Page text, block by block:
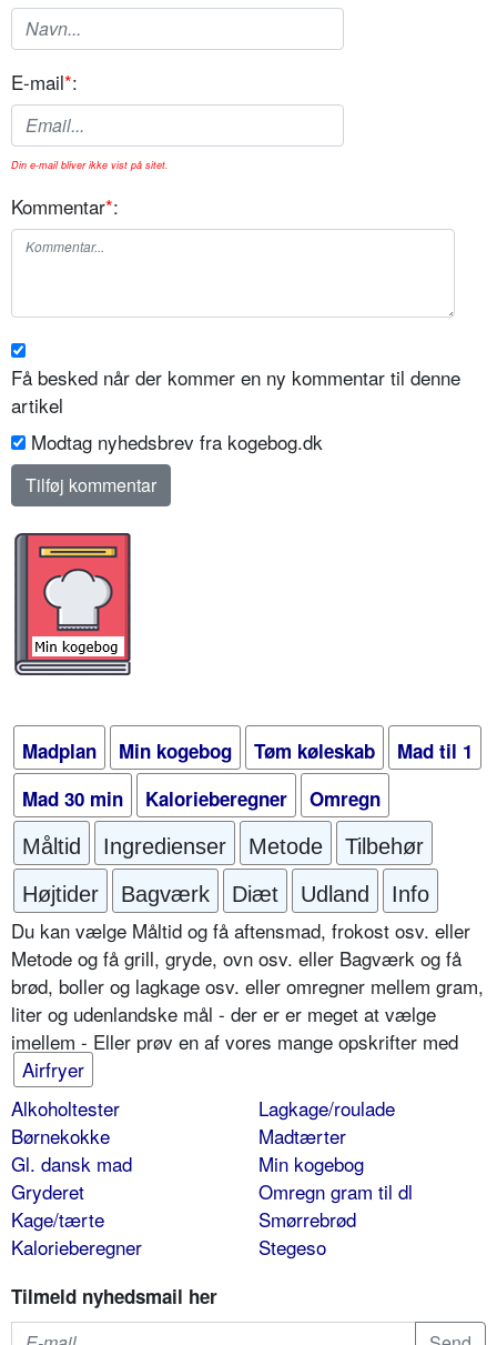
E-mail*:
Din e-mail bliver ikke vist på sitet.
Kommentar*:
Få besked når der kommer en ny kommentar til denne
artikel
Modtag nyhedsbrev fra kogebog.dk
Madplan Min kogebog Tøm køleskab
Mad til 1
Mad 30 min
Kalorieberegner Omregn
Måltid Ingredienser Metode
Tilbehør
Højtider
Bagværk Diæt Udland Info
Du kan vælge Måltid og få aftensmad, frokost osv. eller
Metode og få grill, gryde, ovn osv. eller Bagværk og få
brød, boller og lagkage osv. eller omregner mellem gram,
liter og udenlandske mål - der er er meget at vælge
imellem - Eller prøv en af vores mange opskrifter med
Airfryer
Alkoholtester
Børnekokke
Gl. dansk mad
Gryderet
Kage/tærte
Kalorieberegner
Lagkage/roulade
Madtærter
Min kogebog
Omregn gram til dl
Smørrebrød
Stegeso
Tilmeld nyhedsmail her